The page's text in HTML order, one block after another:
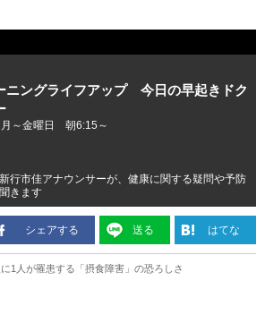
ニングライフアップ 今日の早起きドク
月～金曜日 朝6:15～
行市佳アナウンサーが、健康に関する疑問や予防
きます
シェアする 送る はてな
1人が罹患する「摂食障害」の恐ろしさ